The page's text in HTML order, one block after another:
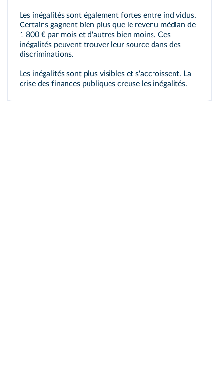
Les inégalités sont également fortes entre individus.
Certains gagnent bien plus que le revenu médian de
1 800 € par mois et d'autres bien moins. Ces
inégalités peuvent trouver leur source dans des
discriminations.
Les inégalités sont plus visibles et s'accroissent. La
crise des finances publiques creuse les inégalités.